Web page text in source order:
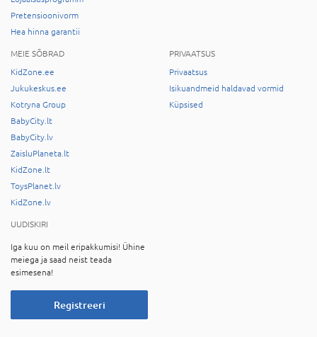
Pretensioonivorm
Hea hinna garantii
MEIE SÕBRAD
KidZone.ee
Jukukeskus.ee
Kotryna Group
BabyCity.lt
BabyCity.lv
ZaisluPlaneta.lt
KidZone.lt
ToysPlanet.lv
KidZone.lv
PRIVAATSUS
Privaatsus
Isikuandmeid haldavad vormid
Küpsised
UUDISKIRI
Iga kuu on meil eripakkumisi! Ühine
meiega ja saad neist teada
esimesena!
Registreeri